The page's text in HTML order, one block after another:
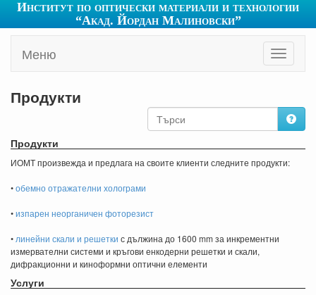
Институт по оптически материали и технологии
“Акад. Йордан Малиновски”
Toggle
Меню
Продукти
Продукти
ИОМТ произвежда и предлага на своите клиенти следните продукти:
•обемно отражателни холограми
•изпарен неорганичен фоторезист
• линейни скали и решетки с дължина до 1600 mm за инкрементни
измервателни системи и кръгови енкодерни решетки и скали,
дифракционни и киноформни оптични елементи
Услуги